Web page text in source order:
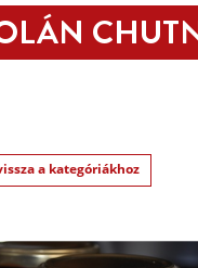
a kategóriákhoz